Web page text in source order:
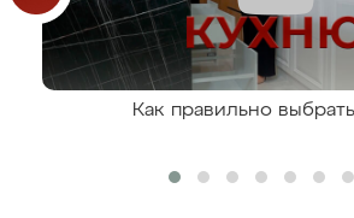
Как правильно